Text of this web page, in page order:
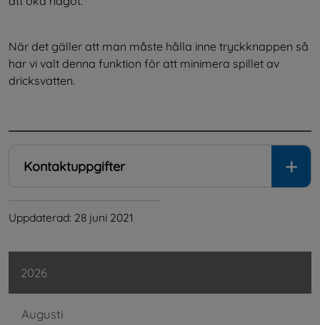
När det gäller att man måste hålla inne tryckknappen så
har vi valt denna funktion för att minimera spillet av
dricksvatten.
Kontaktuppgifter
Uppdaterad: 28 juni 2021
2026
Augusti